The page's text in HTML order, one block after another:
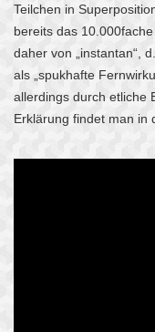
Teilchen in
bereits das
daher von „instantan“,
als „spukhafte
allerdings durch etliche
Erklärung findet man in